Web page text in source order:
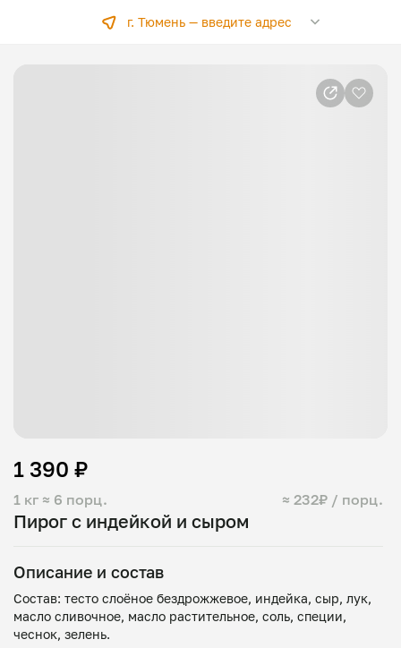
г. Тюмень — введите адрес
Пирог с индейкой и сыром
1 кг ≈ 6 порц. ≈ 232₽ / порц.
1 390 ₽
Описание и состав
Состав: тесто слоёное бездрожжевое, индейка, сыр, лук,
масло сливочное, масло растительное, соль, специи,